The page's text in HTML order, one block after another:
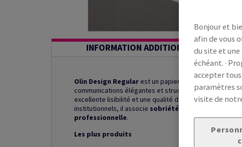
INFORMATION ADDITIONNELLE
Olin Design Regular est un papier de création vélin à
communications élégantes et structurées. Sa teinte
excellente lisibilité et une qualité d’impression
institutionnels, il associe sobriété graphique
professionnelle.
Les plus produits
Bonjour et
afin de vous
du site et une
échéant. ·
accepter
paramètres
visite de